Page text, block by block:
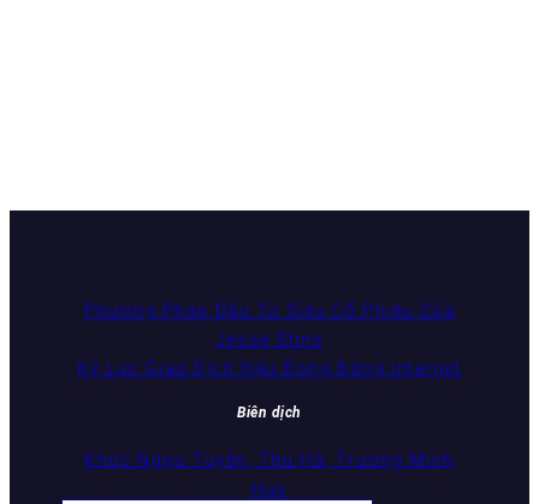
Phương Pháp Đầu Tư Siêu Cổ Phiếu Của
Jesse Stine
Kỷ Lục Giao Dịch Hậu Bong Bóng Internet
Biên dịch
Khúc Ngọc Tuyên, Thu Hà, Trương Minh
Huy